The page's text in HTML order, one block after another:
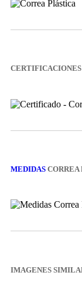
CERTIFICACIONES
MEDIDAS CORREA
IMAGENES